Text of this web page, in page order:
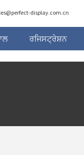
display.com.cn
ਰਜਿਸਟ੍ਰੇਸ਼ਨ